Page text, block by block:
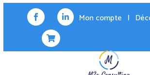
  Mon compte |
